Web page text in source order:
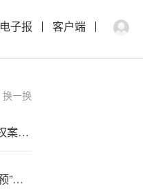
电子报 客户端
换一换
长城<汽>车法务部公示网络侵权案处理结果，涉及“大眼哥说车”等6个账号
贝!森特“指导”日<本>政府“少干预”，日本央行加息在望？